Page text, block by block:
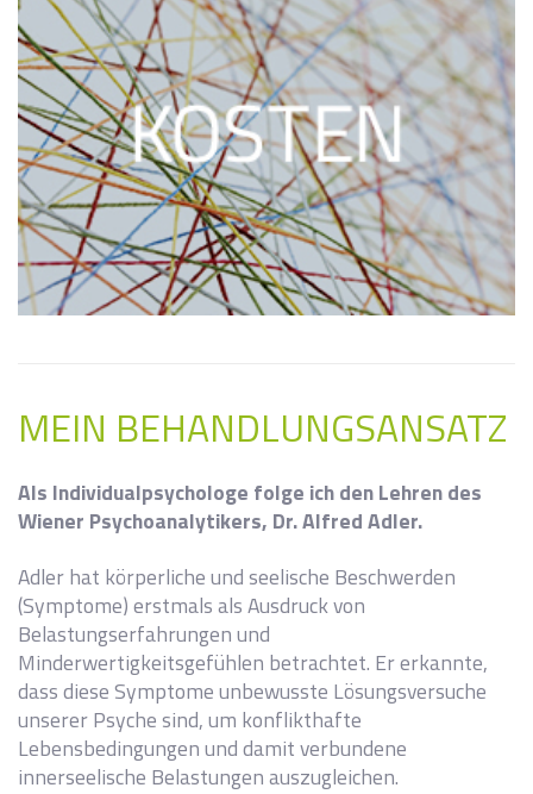
MEIN BEHANDLUNGSANSATZ
Als Individualpsychologe folge ich den Lehren des
Wiener Psychoanalytikers, Dr. Alfred Adler.
Adler hat körperliche und seelische Beschwerden
(Symptome) erstmals als Ausdruck von
Belastungserfahrungen und
Minderwertigkeitsgefühlen betrachtet. Er erkannte,
dass diese Symptome unbewusste Lösungsversuche
unserer Psyche sind, um konflikthafte
Lebensbedingungen und damit verbundene
innerseelische Belastungen auszugleichen.